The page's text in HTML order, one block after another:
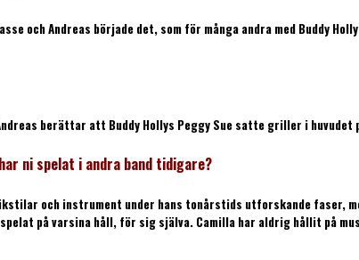
Andreas började det, som för många andra med Buddy
berättar att Buddy Hollys Peggy Sue satte griller i
ni spelat i andra band tidigare?
och instrument under hans tonårstids utforskande faser,
på varsina håll, för sig själva. Camilla har aldrig hållit på